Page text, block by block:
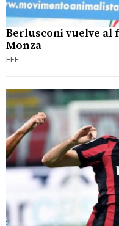
Berlusconi vuelve al
Monza
EFE